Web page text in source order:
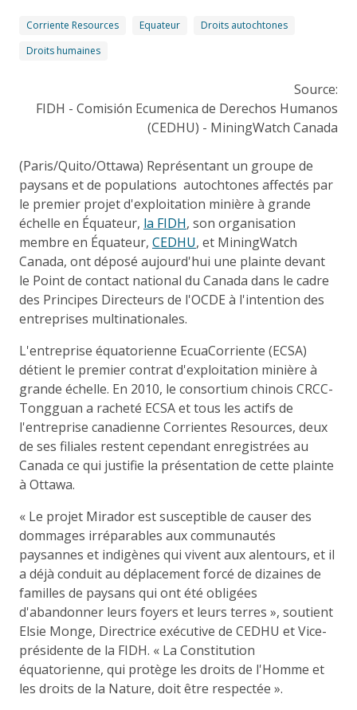
Corriente Resources Equateur
Droits autochtones
Droits humaines
Source:
FIDH - Comisión Ecumenica de Derechos Humanos
(CEDHU) - MiningWatch Canada
(Paris/Quito/Ottawa) Représentant un groupe de
paysans et de populations autochtones affectés par
le premier projet d'exploitation minière à grande
échelle en Équateur, la FIDH, son organisation
membre en Équateur, CEDHU, et MiningWatch
Canada, ont déposé aujourd'hui une plainte devant
le Point de contact national du Canada dans le cadre
des Principes Directeurs de l'OCDE à l'intention des
entreprises multinationales.
L'entreprise équatorienne EcuaCorriente (ECSA)
détient le premier contrat d'exploitation minière à
grande échelle. En 2010, le consortium chinois CRCC-
Tongguan a racheté ECSA et tous les actifs de
l'entreprise canadienne Corrientes Resources, deux
de ses filiales restent cependant enregistrées au
Canada ce qui justifie la présentation de cette plainte
à Ottawa.
« Le projet Mirador est susceptible de causer des
dommages irréparables aux communautés
paysannes et indigènes qui vivent aux alentours, et il
a déjà conduit au déplacement forcé de dizaines de
familles de paysans qui ont été obligées
d'abandonner leurs foyers et leurs terres », soutient
Elsie Monge, Directrice exécutive de CEDHU et Vice-
présidente de la FIDH. « La Constitution
équatorienne, qui protège les droits de l'Homme et
les droits de la Nature, doit être respectée ».